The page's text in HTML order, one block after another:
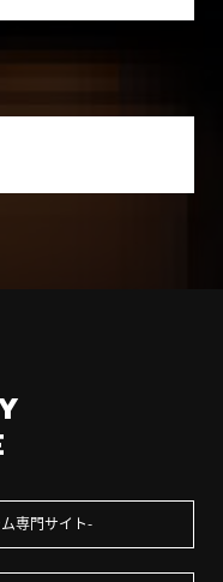
専門サイト